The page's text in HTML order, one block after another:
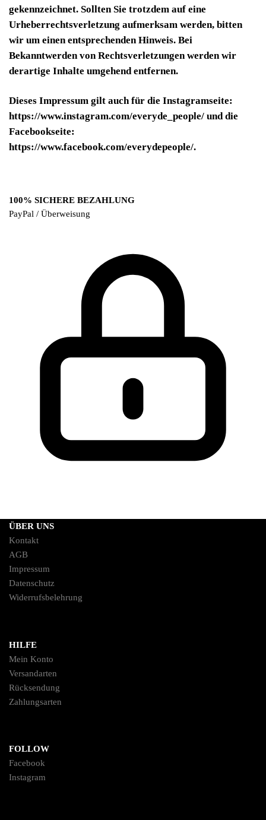
gekennzeichnet. Sollten Sie trotzdem auf eine
Urheberrechtsverletzung aufmerksam werden, bitten
wir um einen entsprechenden Hinweis. Bei
Bekanntwerden von Rechtsverletzungen werden wir
derartige Inhalte umgehend entfernen.
Dieses Impressum gilt auch für die Instagramseite:
https://www.instagram.com/everyde_people/ und die
Facebookseite:
https://www.facebook.com/everydepeople/.
100% SICHERE BEZAHLUNG
PayPal / Überweisung
ÜBER UNS
Kontakt
AGB
Impressum
Datenschutz
Widerrufsbelehrung
HILFE
Mein Konto
Versandarten
Rücksendung
Zahlungsarten
FOLLOW
Facebook
Instagram